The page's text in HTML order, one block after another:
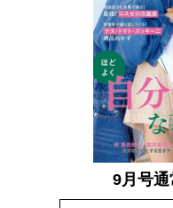
9月号通